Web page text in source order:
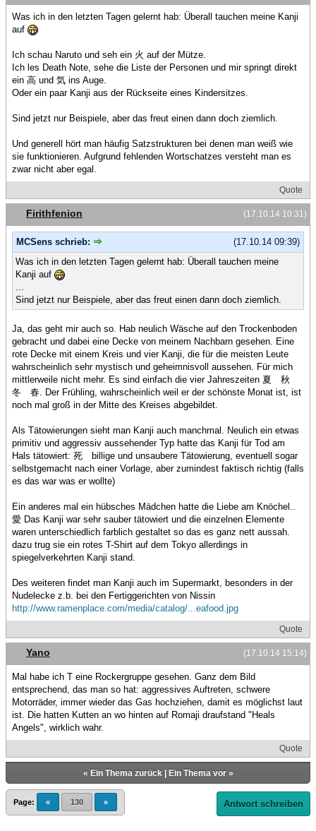
Was ich in den letzten Tagen gelernt hab: Überall tauchen meine Kanji
auf
Ich schau Naruto und seh ein 火 auf der Mütze.
Ich les Death Note, sehe die Liste der Personen und mir springt direkt
ein 高 und 気 ins Auge.
Oder ein paar Kanji aus der Rückseite eines Kindersitzes.
Sind jetzt nur Beispiele, aber das freut einen dann doch ziemlich.
Und generell hört man häufig Satzstrukturen bei denen man weiß wie
sie funktionieren. Aufgrund fehlenden Wortschatzes versteht man es
zwar nicht aber egal.
Quote
(17.10.14 10:31)
Firithfenion
(17.10.14 09:39)
MCSens schrieb:
Was ich in den letzten Tagen gelernt hab: Überall tauchen meine
Kanji auf
...
Sind jetzt nur Beispiele, aber das freut einen dann doch ziemlich.
Ja, das geht mir auch so. Hab neulich Wäsche auf den Trockenboden
gebracht und dabei eine Decke von meinem Nachbarn gesehen. Eine
rote Decke mit einem Kreis und vier Kanji, die für die meisten Leute
wahrscheinlich sehr mystisch und geheimnisvoll aussehen. Für mich
mittlerweile nicht mehr. Es sind einfach die vier Jahreszeiten 夏 秋
冬 春. Der Frühling, wahrscheinlich weil er der schönste Monat ist, ist
noch mal groß in der Mitte des Kreises abgebildet.
Als Tätowierungen sieht man Kanji auch manchmal. Neulich ein etwas
primitiv und aggressiv aussehender Typ hatte das Kanji für Tod am
Hals tätowiert: 死 billige und unsaubere Tätowierung, eventuell sogar
selbstgemacht nach einer Vorlage, aber zumindest faktisch richtig (falls
es das war was er wollte)
Ein anderes mal ein hübsches Mädchen hatte die Liebe am Knöchel..
愛 Das Kanji war sehr sauber tätowiert und die einzelnen Elemente
waren unterschiedlich farblich gestaltet so das es ganz nett aussah.
dazu trug sie ein rotes T-Shirt auf dem Tokyo allerdings in
spiegelverkehrten Kanji stand.
Des weiteren findet man Kanji auch im Supermarkt, besonders in der
Nudelecke z.b. bei den Fertiggerichten von Nissin
http://www.ramenplace.com/media/catalog/...eafood.jpg
Quote
(17.10.14 15:14)
Yano
Mal habe ich T eine Rockergruppe gesehen. Ganz dem Bild
entsprechend, das man so hat: aggressives Auftreten, schwere
Motorräder, immer wieder das Gas hochziehen, damit es möglichst laut
ist. Die hatten Kutten an wo hinten auf Romaji draufstand "Heals
Angels", wirklich wahr.
Quote
« Ein Thema zurück| Ein Thema vor»
Page: « 130 » Antwort schreiben